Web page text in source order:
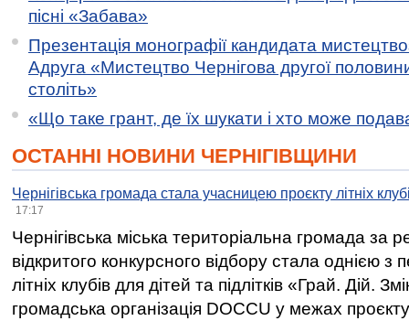
пісні «Забава»
Презентація монографії кандидата
Адруга «Мистецтво Чернігова другої
століть»
«Що таке грант, де їх шукати і хто може
ОСТАННІ НОВИНИ ЧЕРНІГІВЩИНИ
Чернігівська громада стала учасницею проєкту літніх
17:17
Чернігівська міська територіальна громада за
відкритого конкурсного відбору стала однією
літніх клубів для дітей та підлітків «Грай. Дій.
громадська організація DOCCU у межах